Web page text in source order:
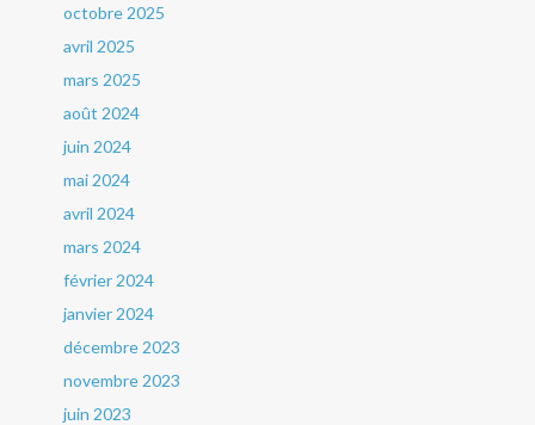
octobre 2025
avril 2025
mars 2025
août 2024
juin 2024
mai 2024
avril 2024
mars 2024
février 2024
janvier 2024
décembre 2023
novembre 2023
juin 2023